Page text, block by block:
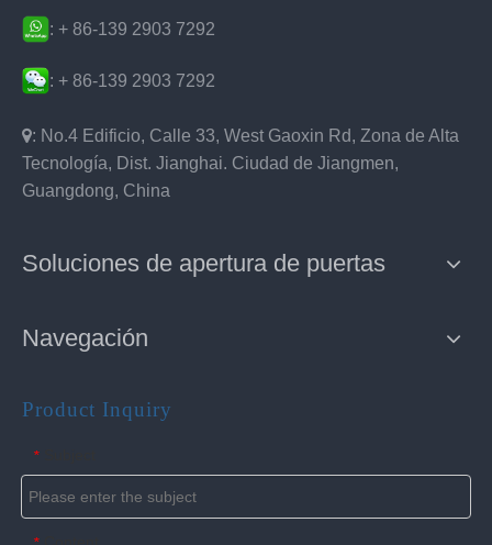
: + 86-139 2903 7292
: + 86-139 2903 7292
: No.4 Edificio, Calle 33, West Gaoxin Rd, Zona de Alta
Tecnología, Dist. Jianghai. Ciudad de Jiangmen,
Guangdong, China
Soluciones de apertura de puertas
Navegación
Product Inquiry
*